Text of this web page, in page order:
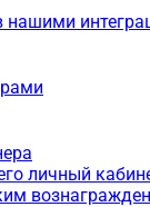
личный